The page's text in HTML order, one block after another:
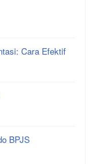
Cara Efektif
BPJS